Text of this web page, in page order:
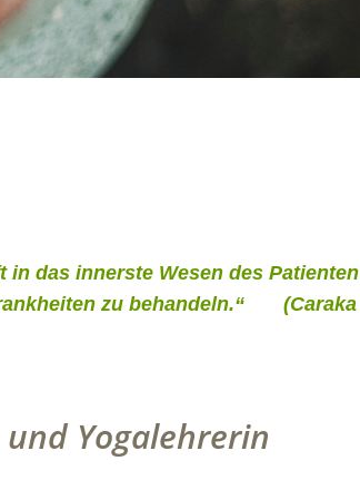
das innerste Wesen des Patienten
zu behandeln.“ (Caraka
Yogalehrerin